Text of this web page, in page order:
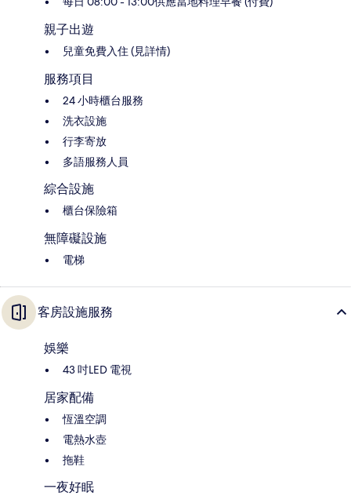
親子出遊
兒童免費入住 (見詳情)
服務項目
24 小時櫃台服務
洗衣設施
行李寄放
多語服務人員
綜合設施
櫃台保險箱
無障礙設施
電梯
客房設施服務
娛樂
43 吋LED 電視
居家配備
恆溫空調
電熱水壺
拖鞋
一夜好眠